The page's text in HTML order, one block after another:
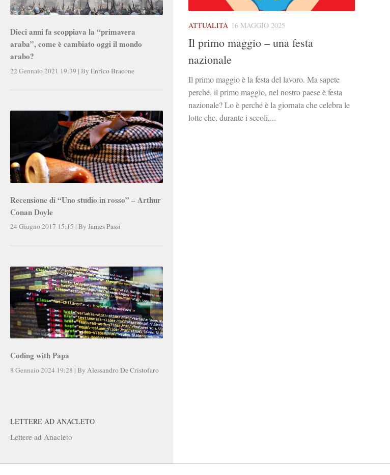
ATTUALITÀ 16 MAGGIO 2025
Il primo maggio – una festa
nazionale
Il primo maggio è la festa del lavoro. Ma sapete
perché, il primo maggio, nel nostro paese è festa
nazionale? Lo è perché è la giornata che celebra le
lotte che, durante i secoli,...
Dieci anni fa scoppiava la “primavera
araba”, come è cambiato oggi il mondo
arabo?
22 Gennaio 2021 19:39 | By Enrico Bracone
Recensione di “Uno studio in rosso” – Arthur
Conan Doyle
24 Giugno 2017 15:15 | By James Passi
Coding with Papa
8 Gennaio 2024 19:28 | By Alessandro De Cristofaro
LETTERE AD ANACLETO
Lettere ad Anacleto